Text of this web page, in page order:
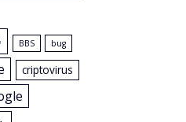
BBS bug
criptovirus